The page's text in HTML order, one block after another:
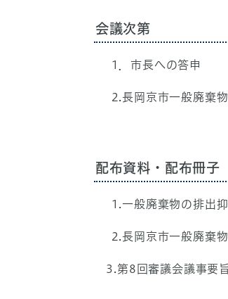
会議次第
1．市長への答申
2.長岡京市一般廃棄
配布資料・配布冊子
1.一般廃棄物の排出抑
2.長岡京市一般廃棄物
3.第8回審議会議事要